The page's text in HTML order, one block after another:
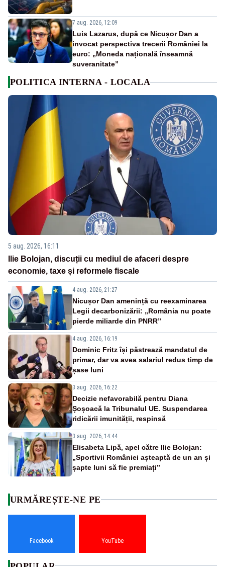
7 aug. 2026, 12:09
Luis Lazarus, după ce Nicușor Dan a
invocat perspectiva trecerii României la
euro: „Moneda națională înseamnă
suveranitate”
POLITICA INTERNA - LOCALA
5 aug. 2026, 16:11
Ilie Bolojan, discuții cu mediul de afaceri despre
economie, taxe și reformele fiscale
4 aug. 2026, 21:27
Nicușor Dan amenință cu reexaminarea
Legii decarbonizării: „România nu poate
pierde miliarde din PNRR”
4 aug. 2026, 16:19
Dominic Fritz își păstrează mandatul de
primar, dar va avea salariul redus timp de
șase luni
3 aug. 2026, 16:22
Decizie nefavorabilă pentru Diana
Șoșoacă la Tribunalul UE. Suspendarea
ridicării imunității, respinsă
3 aug. 2026, 14:44
Elisabeta Lipă, apel către Ilie Bolojan:
„Sportivii României așteaptă de un an și
șapte luni să fie premiați”
URMĂREȘTE-NE PE
Facebook YouTube